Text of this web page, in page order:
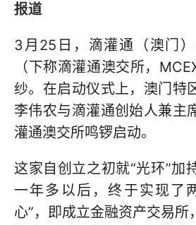
报道
3月25日，滴灌通（澳门
（下称滴灌通澳交所，
纱。在启动仪式上，澳门特
李伟农与滴灌通创始人兼主
灌通澳交所鸣锣启动。
这家自创立之初就“光环”加
一年多以后，终于实现了
心”，即成立金融资产交易所